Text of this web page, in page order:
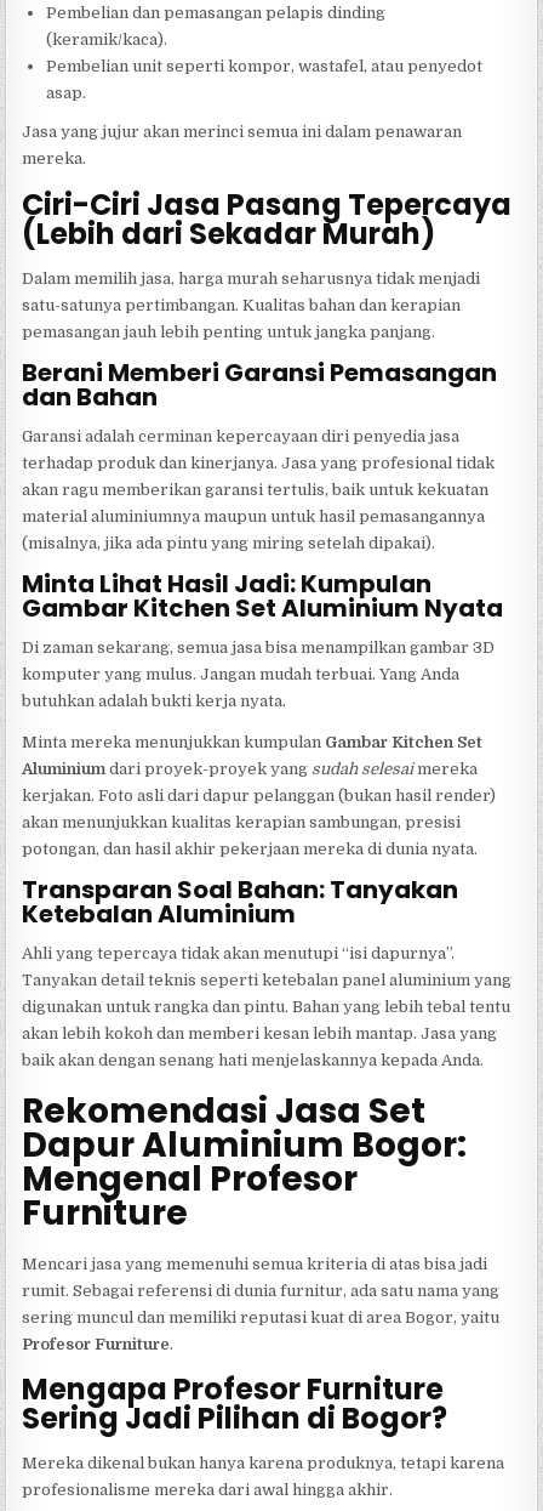
Pembelian dan pemasangan pelapis dinding
(keramik/kaca).
Pembelian unit seperti kompor, wastafel, atau penyedot
asap.
Jasa yang jujur akan merinci semua ini dalam penawaran
mereka.
Ciri-Ciri Jasa Pasang Tepercaya
(Lebih dari Sekadar Murah)
Dalam memilih jasa, harga murah seharusnya tidak menjadi
satu-satunya pertimbangan. Kualitas bahan dan kerapian
pemasangan jauh lebih penting untuk jangka panjang.
Berani Memberi Garansi Pemasangan
dan Bahan
Garansi adalah cerminan kepercayaan diri penyedia jasa
terhadap produk dan kinerjanya. Jasa yang profesional tidak
akan ragu memberikan garansi tertulis, baik untuk kekuatan
material aluminiumnya maupun untuk hasil pemasangannya
(misalnya, jika ada pintu yang miring setelah dipakai).
Minta Lihat Hasil Jadi: Kumpulan
Gambar Kitchen Set Aluminium Nyata
Di zaman sekarang, semua jasa bisa menampilkan gambar 3D
komputer yang mulus. Jangan mudah terbuai. Yang Anda
butuhkan adalah bukti kerja nyata.
Minta mereka menunjukkan kumpulan Gambar Kitchen Set
Aluminiumdari proyek-proyek yang sudah selesaimereka
kerjakan. Foto asli dari dapur pelanggan (bukan hasil render)
akan menunjukkan kualitas kerapian sambungan, presisi
potongan, dan hasil akhir pekerjaan mereka di dunia nyata.
Transparan Soal Bahan: Tanyakan
Ketebalan Aluminium
Ahli yang tepercaya tidak akan menutupi “isi dapurnya”.
Tanyakan detail teknis seperti ketebalan panel aluminium yang
digunakan untuk rangka dan pintu. Bahan yang lebih tebal tentu
akan lebih kokoh dan memberi kesan lebih mantap. Jasa yang
baik akan dengan senang hati menjelaskannya kepada Anda.
Rekomendasi Jasa Set
Dapur Aluminium Bogor:
Mengenal Profesor
Furniture
Mencari jasa yang memenuhi semua kriteria di atas bisa jadi
rumit. Sebagai referensi di dunia furnitur, ada satu nama yang
sering muncul dan memiliki reputasi kuat di area Bogor, yaitu
Profesor Furniture.
Mengapa Profesor Furniture
Sering Jadi Pilihan di Bogor?
Mereka dikenal bukan hanya karena produknya, tetapi karena
profesionalisme mereka dari awal hingga akhir.